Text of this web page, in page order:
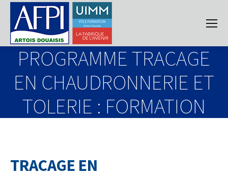
PROGRAMME TRACAGE
EN CHAUDRONNERIE ET
TOLERIE : FORMATION
TRACAGE EN